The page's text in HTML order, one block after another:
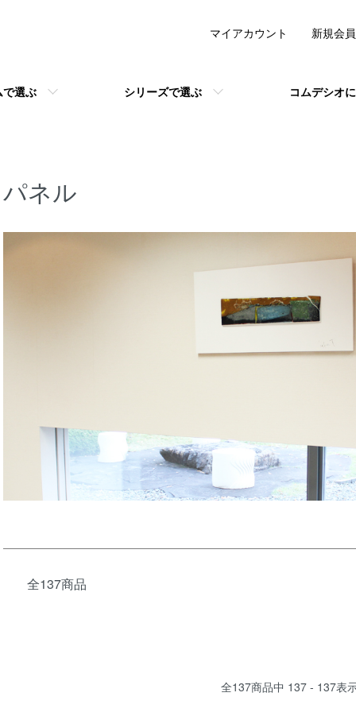
で選ぶ シリーズで選ぶ コムデシオ
マイアカウント 新規会
パネル
全137商品
全137商品中 137 - 137表